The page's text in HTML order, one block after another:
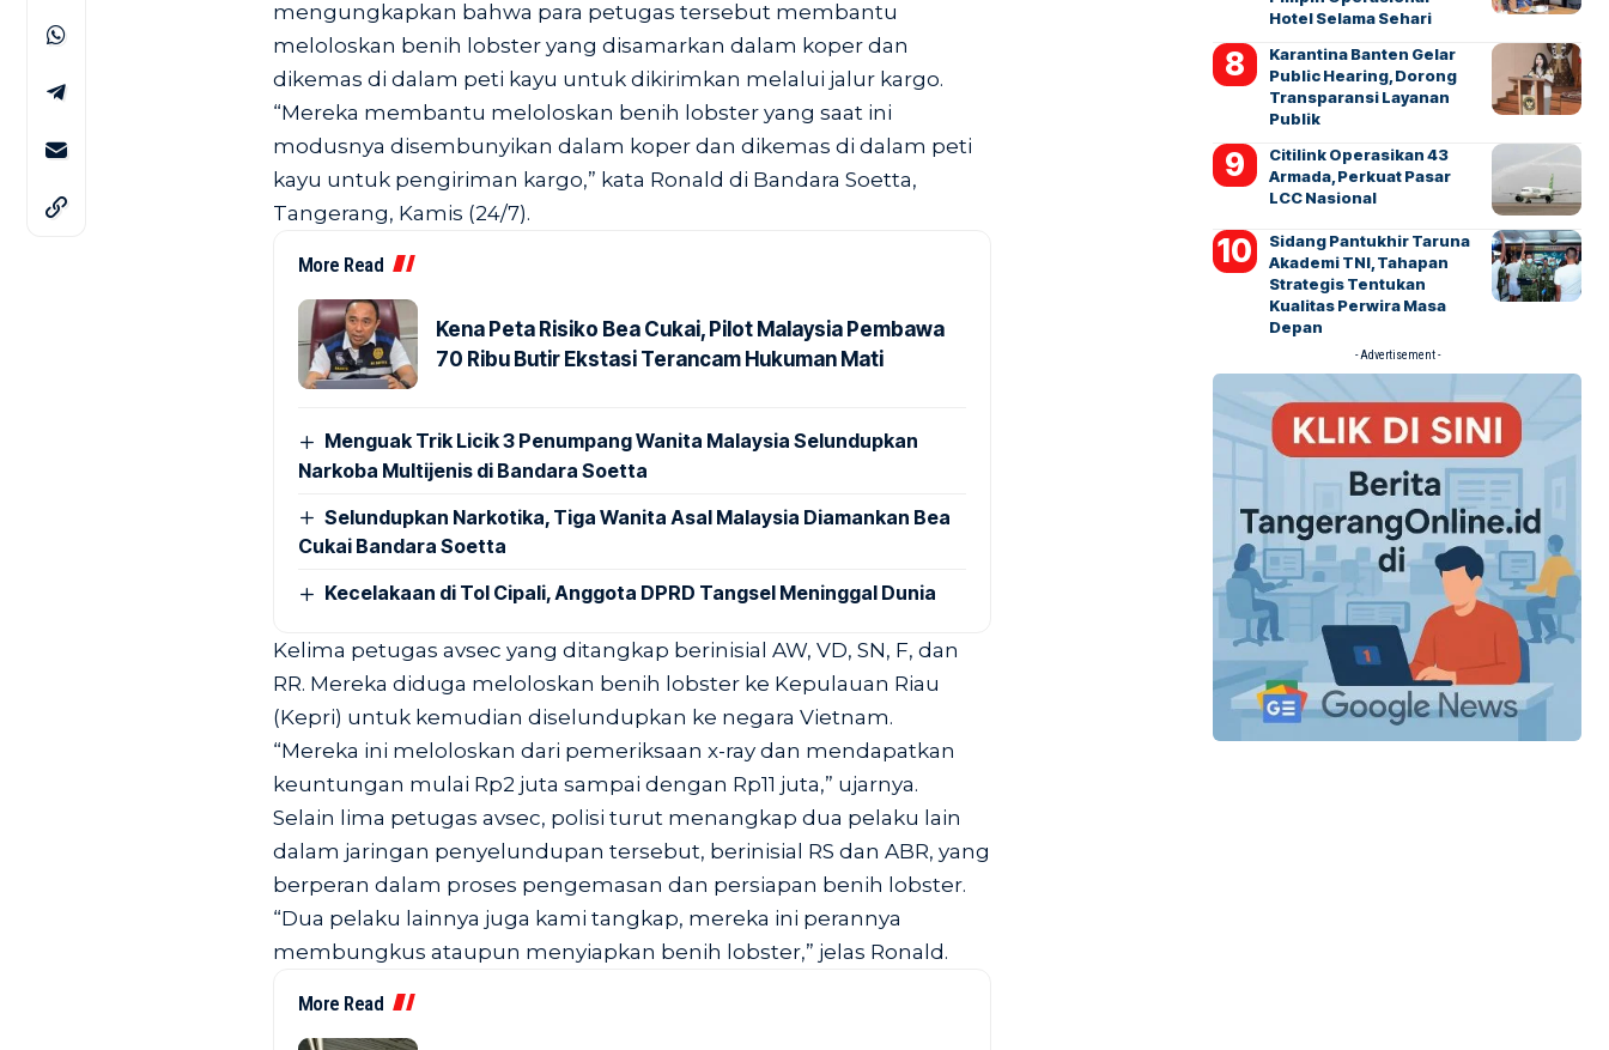
mengungkapkan bahwa para petugas tersebut membantu
meloloskan benih lobster yang disamarkan dalam koper dan
dikemas di dalam peti kayu untuk dikirimkan melalui jalur kargo.
“Mereka membantu meloloskan benih lobster yang saat ini
modusnya disembunyikan dalam koper dan dikemas di dalam peti
kayu untuk pengiriman kargo,” kata Ronald di Bandara Soetta,
Tangerang, Kamis (24/7).
More Read
Kena Peta Risiko Bea Cukai, Pilot Malaysia Pembawa
70 Ribu Butir Ekstasi Terancam Hukuman Mati
Menguak Trik Licik 3 Penumpang Wanita Malaysia Selundupkan
Narkoba Multijenis di Bandara Soetta
Selundupkan Narkotika, Tiga Wanita Asal Malaysia Diamankan Bea
Cukai Bandara Soetta
Kecelakaan di Tol Cipali, Anggota DPRD Tangsel Meninggal Dunia
Kelima petugas avsec yang ditangkap berinisial AW, VD, SN, F, dan
RR. Mereka diduga meloloskan benih lobster ke Kepulauan Riau
(Kepri) untuk kemudian diselundupkan ke negara Vietnam.
“Mereka ini meloloskan dari pemeriksaan x-ray dan mendapatkan
keuntungan mulai Rp2 juta sampai dengan Rp11 juta,” ujarnya.
Selain lima petugas avsec, polisi turut menangkap dua pelaku lain
dalam jaringan penyelundupan tersebut, berinisial RS dan ABR, yang
berperan dalam proses pengemasan dan persiapan benih lobster.
“Dua pelaku lainnya juga kami tangkap, mereka ini perannya
membungkus ataupun menyiapkan benih lobster,” jelas Ronald.
More Read
Hotel Selama Sehari
Karantina Banten Gelar
Public Hearing, Dorong
Transparansi Layanan
Publik
Citilink Operasikan 43
Armada, Perkuat Pasar
LCC Nasional
Sidang Pantukhir Taruna
Akademi TNI, Tahapan
Strategis Tentukan
Kualitas Perwira Masa
Depan
- Advertisement -